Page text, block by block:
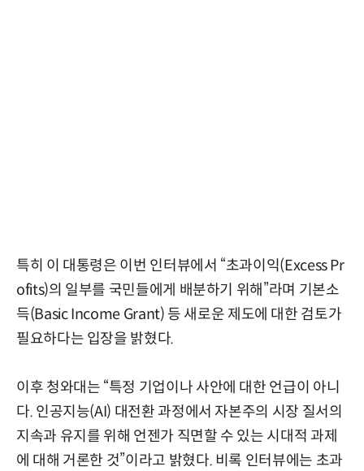
특히 이 대통령은 이번 인터뷰에서 “초과이익(Excess Pr
ofits)의 일부를 국민들에게 배분하기 위해”라며 기본소
득(Basic Income Grant) 등 새로운 제도에 대한 검토가
필요하다는 입장을 밝혔다.
이후 청와대는 “특정 기업이나 사안에 대한 언급이 아니
다. 인공지능(AI) 대전환 과정에서 자본주의 시장 질서의
지속과 유지를 위해 언젠가 직면할 수 있는 시대적 과제
에 대해 거론한 것”이라고 밝혔다. 비록 인터뷰에는 초과